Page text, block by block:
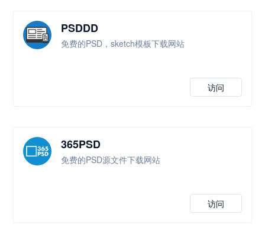
PSDDD
免费的PSD，sketch模板下载网站
访问
365PSD
免费的PSD源文件下载网站
访问